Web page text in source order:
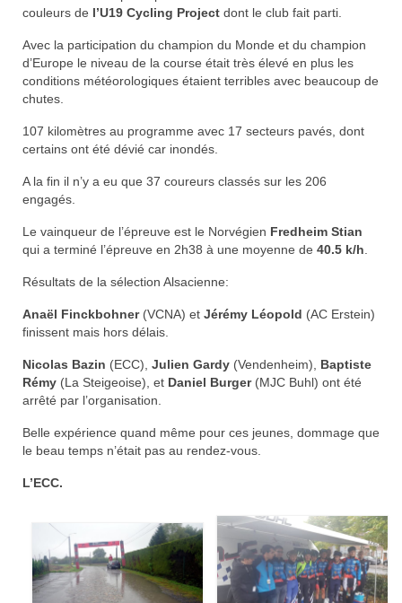
2008 à Aujourd’hui
Licence F.F.C.
Galerie Photos
Nos organisations de la saison
Classements
Route
Piste
Cyclo-Cross
Actualités
Préparation
Préparation Physique
Documentation
Loisirs
couleurs de l’U19 Cycling Project dont le club fait parti.
Avec la participation du champion du Monde et du champion
d’Europe le niveau de la course était très élevé en plus les
conditions météorologiques étaient terribles avec beaucoup de
chutes.
107 kilomètres au programme avec 17 secteurs pavés, dont
certains ont été dévié car inondés.
A la fin il n’y a eu que 37 coureurs classés sur les 206
engagés.
Le vainqueur de l’épreuve est le Norvégien Fredheim Stian
qui a terminé l’épreuve en 2h38 à une moyenne de 40.5 k/h.
Résultats de la sélection Alsacienne:
Anaël Finckbohner (VCNA) et Jérémy Léopold (AC Erstein)
finissent mais hors délais.
Nicolas Bazin (ECC), Julien Gardy (Vendenheim), Baptiste
Rémy (La Steigeoise), et Daniel Burger (MJC Buhl) ont été
arrêté par l’organisation.
Belle expérience quand même pour ces jeunes, dommage que
le beau temps n’était pas au rendez-vous.
L’ECC.